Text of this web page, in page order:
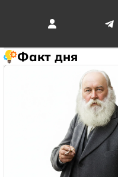
Факт дня